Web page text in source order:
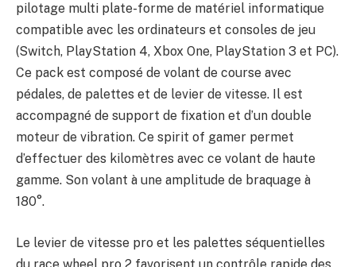
pilotage multi plate-forme de matériel informatique
compatible avec les ordinateurs et consoles de jeu
(Switch, PlayStation 4, Xbox One, PlayStation 3 et PC).
Ce pack est composé de volant de course avec
pédales, de palettes et de levier de vitesse. Il est
accompagné de support de fixation et d’un double
moteur de vibration. Ce spirit of gamer permet
d’effectuer des kilomètres avec ce volant de haute
gamme. Son volant à une amplitude de braquage à
180°.
Le levier de vitesse pro et les palettes séquentielles